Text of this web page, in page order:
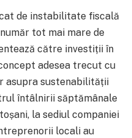
de instabilitate fiscală
tot mai mare de
către investiții în
adesea trecut cu
asupra sustenabilității
întâlnirii săptămânale
la sediul companiei
locali au